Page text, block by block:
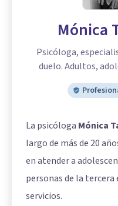
Mónica
Psicóloga,
duelo. Adultos,
La psicóloga Mónica
largo de más de 20
en atender a
personas de la tercera
servicios.